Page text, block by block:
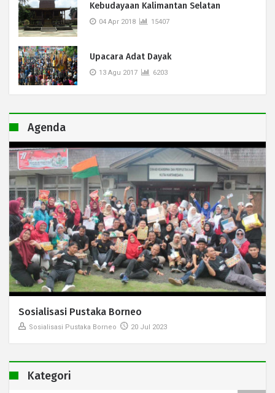
Kebudayaan Kalimantan Selatan
04 Apr 2018 15407
Upacara Adat Dayak
13 Agu 2017 6203
Agenda
Sosialisasi Pustaka Borneo
Sosialisasi Pustaka Borneo 20 Jul 2023
Kategori